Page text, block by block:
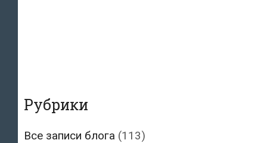
Рубрики
Все записи блога (113)